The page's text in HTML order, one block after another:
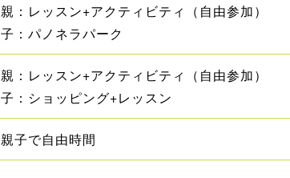
親：レッスン+アクティビティ（自由参加）
子：パノネラパーク
親：レッスン+アクティビティ（自由参加）
子：ショッピング+レッスン
親子で自由時間